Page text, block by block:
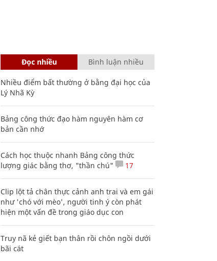
Đọc nhiều Bình luận nhiều
Nhiều điểm bất thường ở bằng đại học của
Lý Nhã Kỳ
Bảng công thức đạo hàm nguyên hàm cơ
bản cần nhớ
Cách học thuộc nhanh Bảng công thức
lượng giác bằng thơ, "thần chú"
17
Clip lột tả chân thực cảnh anh trai và em gái
như 'chó với mèo', người tinh ý còn phát
hiện một vấn đề trong giáo dục con
Truy nã kẻ giết bạn thân rồi chôn ngồi dưới
bãi cát